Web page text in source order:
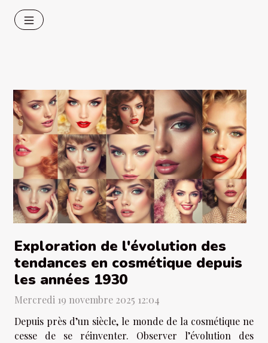
Exploration de l'évolution des
tendances en cosmétique depuis
les années 1930
Mercredi 19 novembre 2025 12:04
Depuis près d’un siècle, le monde de la cosmétique ne
cesse de se réinventer. Observer l’évolution des